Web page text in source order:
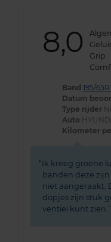
8,0
Grip
Band 195/
Datum
Type rijder
Auto
Kilometer
Ik kreeg groene
banden deze zijn
niet aangeraakt.
dopjes zijn stuk
ventiel kunt zien.